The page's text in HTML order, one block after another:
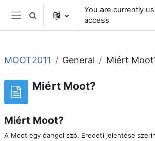
Skip to main content
Side panel
Toggle search input
You are currently
access
MOOT2011 General Miért
Miért Moot?
Miért Moot?
A Moot egy óangol szó. Eredeti jelentése